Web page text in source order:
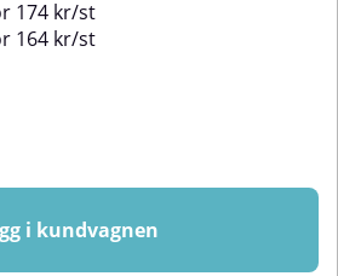
174 kr/st
164 kr/st
i kundvagnen